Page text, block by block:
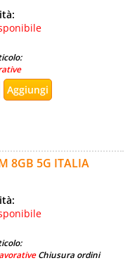
8GB 5G ITALIA
Chiusura ordini